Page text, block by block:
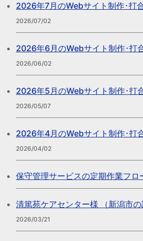
2026年7月のWebサイト制作･打
2026/07/02
2026年6月のWebサイト制作･打
2026/06/02
2026年5月のWebサイト制作･打
2026/05/07
2026年4月のWebサイト制作･打
2026/04/02
保守管理サービスの定期作業フロ
清篤苑ケアセンター様 （新潟市の
2026/03/21